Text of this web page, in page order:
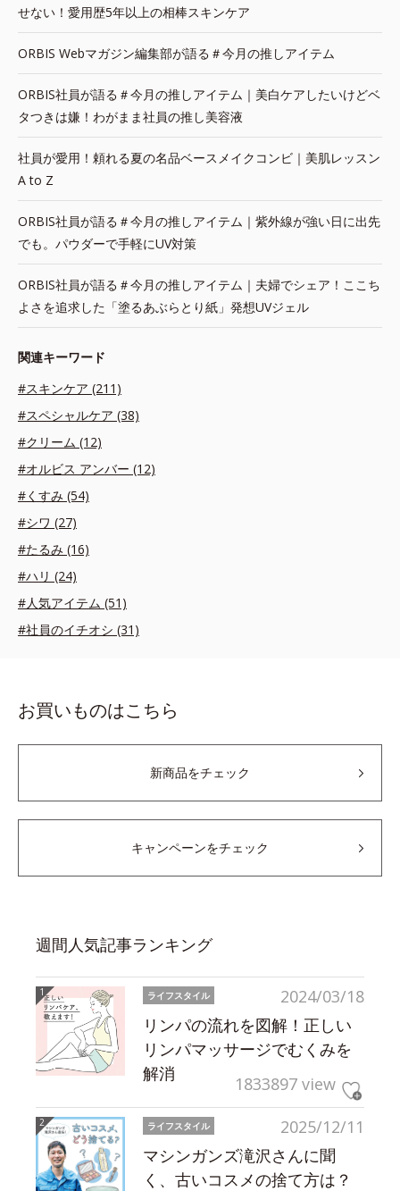
せない！愛用歴5年以上の相棒スキンケア
ORBIS Webマガジン編集部が語る＃今月の推しアイテム
ORBIS社員が語る＃今月の推しアイテム｜美白ケアしたいけどベ
タつきは嫌！わがまま社員の推し美容液
社員が愛用！頼れる夏の名品ベースメイクコンビ｜美肌レッスン
A to Z
ORBIS社員が語る＃今月の推しアイテム｜紫外線が強い日に出先
でも。パウダーで手軽にUV対策
ORBIS社員が語る＃今月の推しアイテム｜夫婦でシェア！ここち
よさを追求した「塗るあぶらとり紙」発想UVジェル
関連キーワード
#スキンケア (211)
#スペシャルケア (38)
#クリーム (12)
#オルビス アンバー (12)
#くすみ (54)
#シワ (27)
#たるみ (16)
#ハリ (24)
#人気アイテム (51)
#社員のイチオシ (31)
お買いものはこちら
新商品をチェック
キャンペーンをチェック
週間人気記事ランキング
2024/03/18
ライフスタイル
リンパの流れを図解！正しい
リンパマッサージでむくみを
解消
1833897 view
2025/12/11
ライフスタイル
マシンガンズ滝沢さんに聞
く、古いコスメの捨て方は？